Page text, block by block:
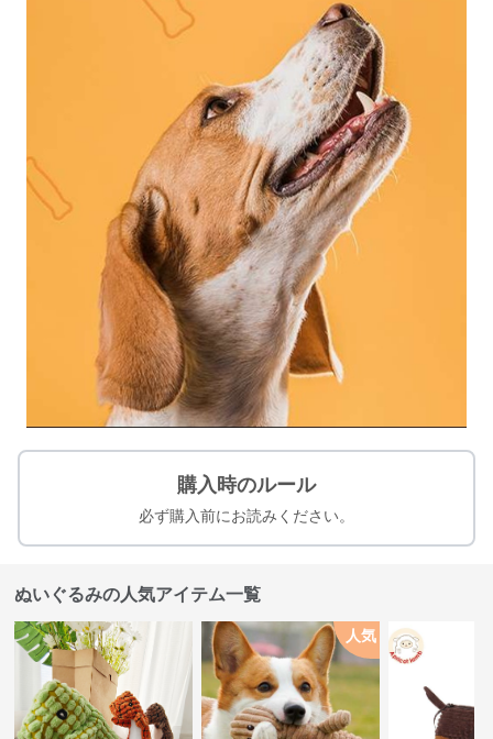
購入時のルール
必ず購入前にお読みください。
ぬいぐるみの人気アイテム一覧
人気